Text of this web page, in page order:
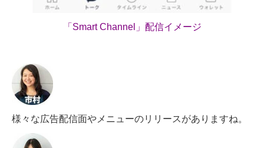
「Smart Channel」配信イメージ
様々な広告配信面やメニューのリリースがありますね。